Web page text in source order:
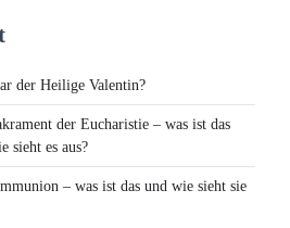
der Heilige Valentin?
der Eucharistie – was ist das
sieht es aus?
– was ist das und wie sieht sie